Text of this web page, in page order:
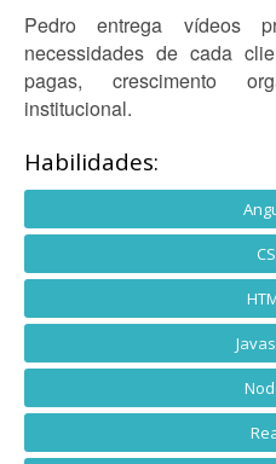
Pedro entrega vídeos
necessidades de cada
pagas, crescimento
institucional.
Habilidades: